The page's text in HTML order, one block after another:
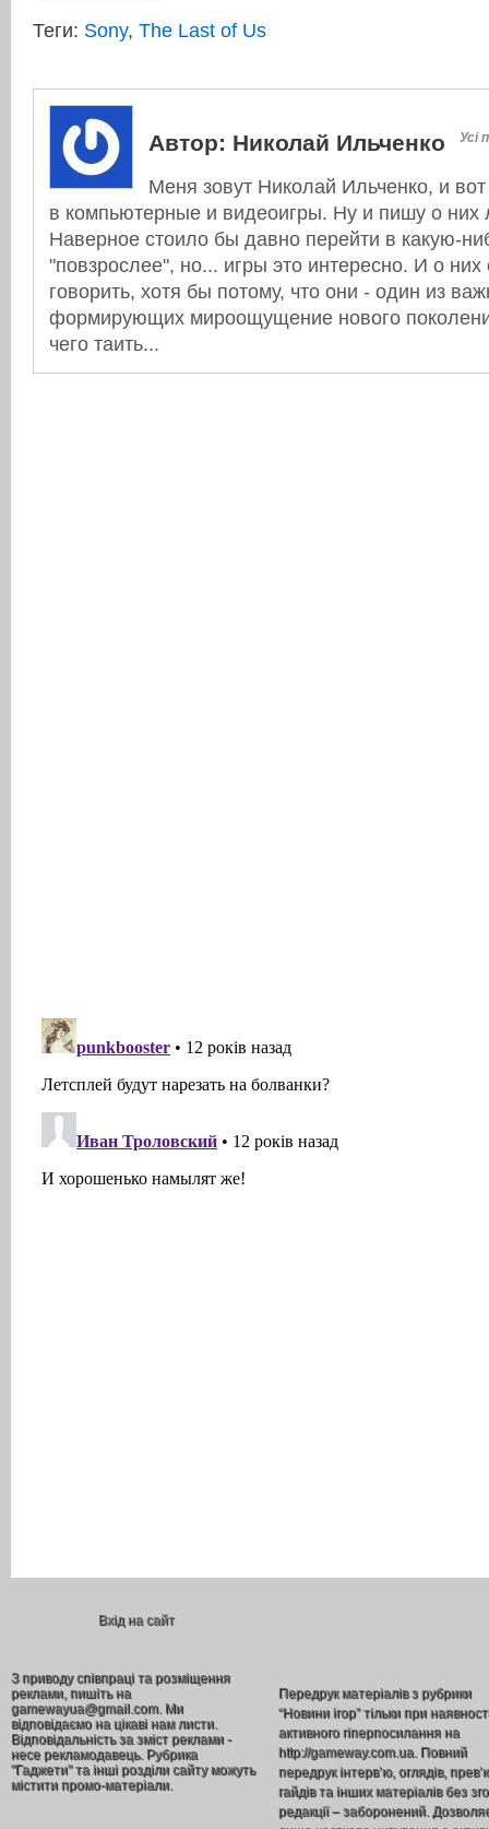
Теги: Sony, The Last of Us
Автор: Николай Ильченко Усі
Меня зовут Николай Ильченко, и
в компьютерные и видеоигры. Ну и пишу о них
Наверное стоило бы давно перейти в какую-
"повзрослее", но... игры это интересно. И о них
говорить, хотя бы потому, что они - один из
формирующих мироощущение нового
чего таить...
Вхід на сайт
З приводу співпраці та розміщення
реклами, пишіть на
gamewayua@gmail.com. Ми
відповідаємо на цікаві нам листи.
Відповідальність за зміст реклами -
несе рекламодавець. Рубрика
"Гаджети" та інші розділи сайту можуть
містити промо-матеріали.
Передрук матеріалів з рубрики
“Новини ігор” тільки при
активного гіперпосилання на
http://gameway.com.ua. Повний
передрук інтерв’ю, оглядів,
гайдів та інших матеріалів без
редакції – заборонений.